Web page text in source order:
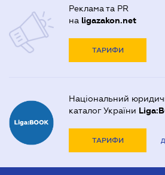
Реклама та PR
на ligazakon.net
ТАРИФИ
Національний
каталог України
ТАРИФИ